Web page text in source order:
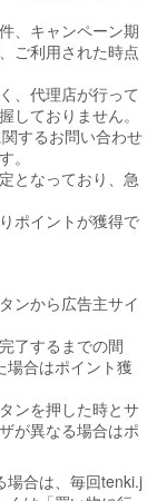
、キャンペーン期
ご利用された時点
、代理店が行って
しておりません。
するお問い合わせ
。
となっており、急
ポイントが獲得で
ンから広告主サイ
了するまでの間
場合はポイント獲
ンを押した時とサ
が異なる場合はポ
場合は、毎回tenki.j